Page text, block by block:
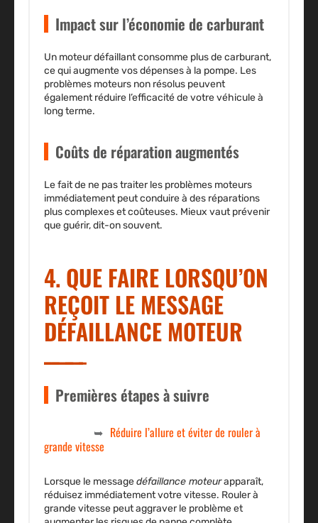
Impact sur l’économie de carburant
Un moteur défaillant consomme plus de carburant,
ce qui augmente vos dépenses à la pompe. Les
problèmes moteurs non résolus peuvent
également réduire l’efficacité de votre véhicule à
long terme.
Coûts de réparation augmentés
Le fait de ne pas traiter les problèmes moteurs
immédiatement peut conduire à des réparations
plus complexes et coûteuses. Mieux vaut prévenir
que guérir, dit-on souvent.
4. QUE FAIRE LORSQU’ON
REÇOIT LE MESSAGE
DÉFAILLANCE MOTEUR
Premières étapes à suivre
Réduire l’allure et éviter de rouler à
grande vitesse
Lorsque le messagedéfaillance moteurapparaît,
réduisez immédiatement votre vitesse. Rouler à
grande vitesse peut aggraver le problème et